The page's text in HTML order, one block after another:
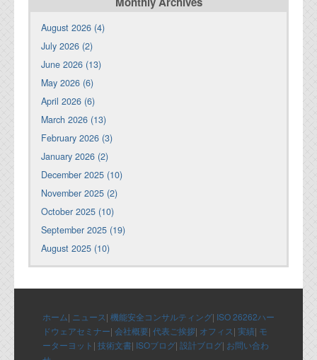
August 2026 (4)
July 2026 (2)
June 2026 (13)
May 2026 (6)
April 2026 (6)
March 2026 (13)
February 2026 (3)
January 2026 (2)
December 2025 (10)
November 2025 (2)
October 2025 (10)
September 2025 (19)
August 2025 (10)
ホーム| ニュース| 機能安全コンサルティング| ISO 26262ハー
ドウェアセミナー| 会社概要| 代表ご挨拶| オフィス| 実績| モ
ーターヨット | 技術文書| ISOブログ| 設計ブログ| お問い合わ